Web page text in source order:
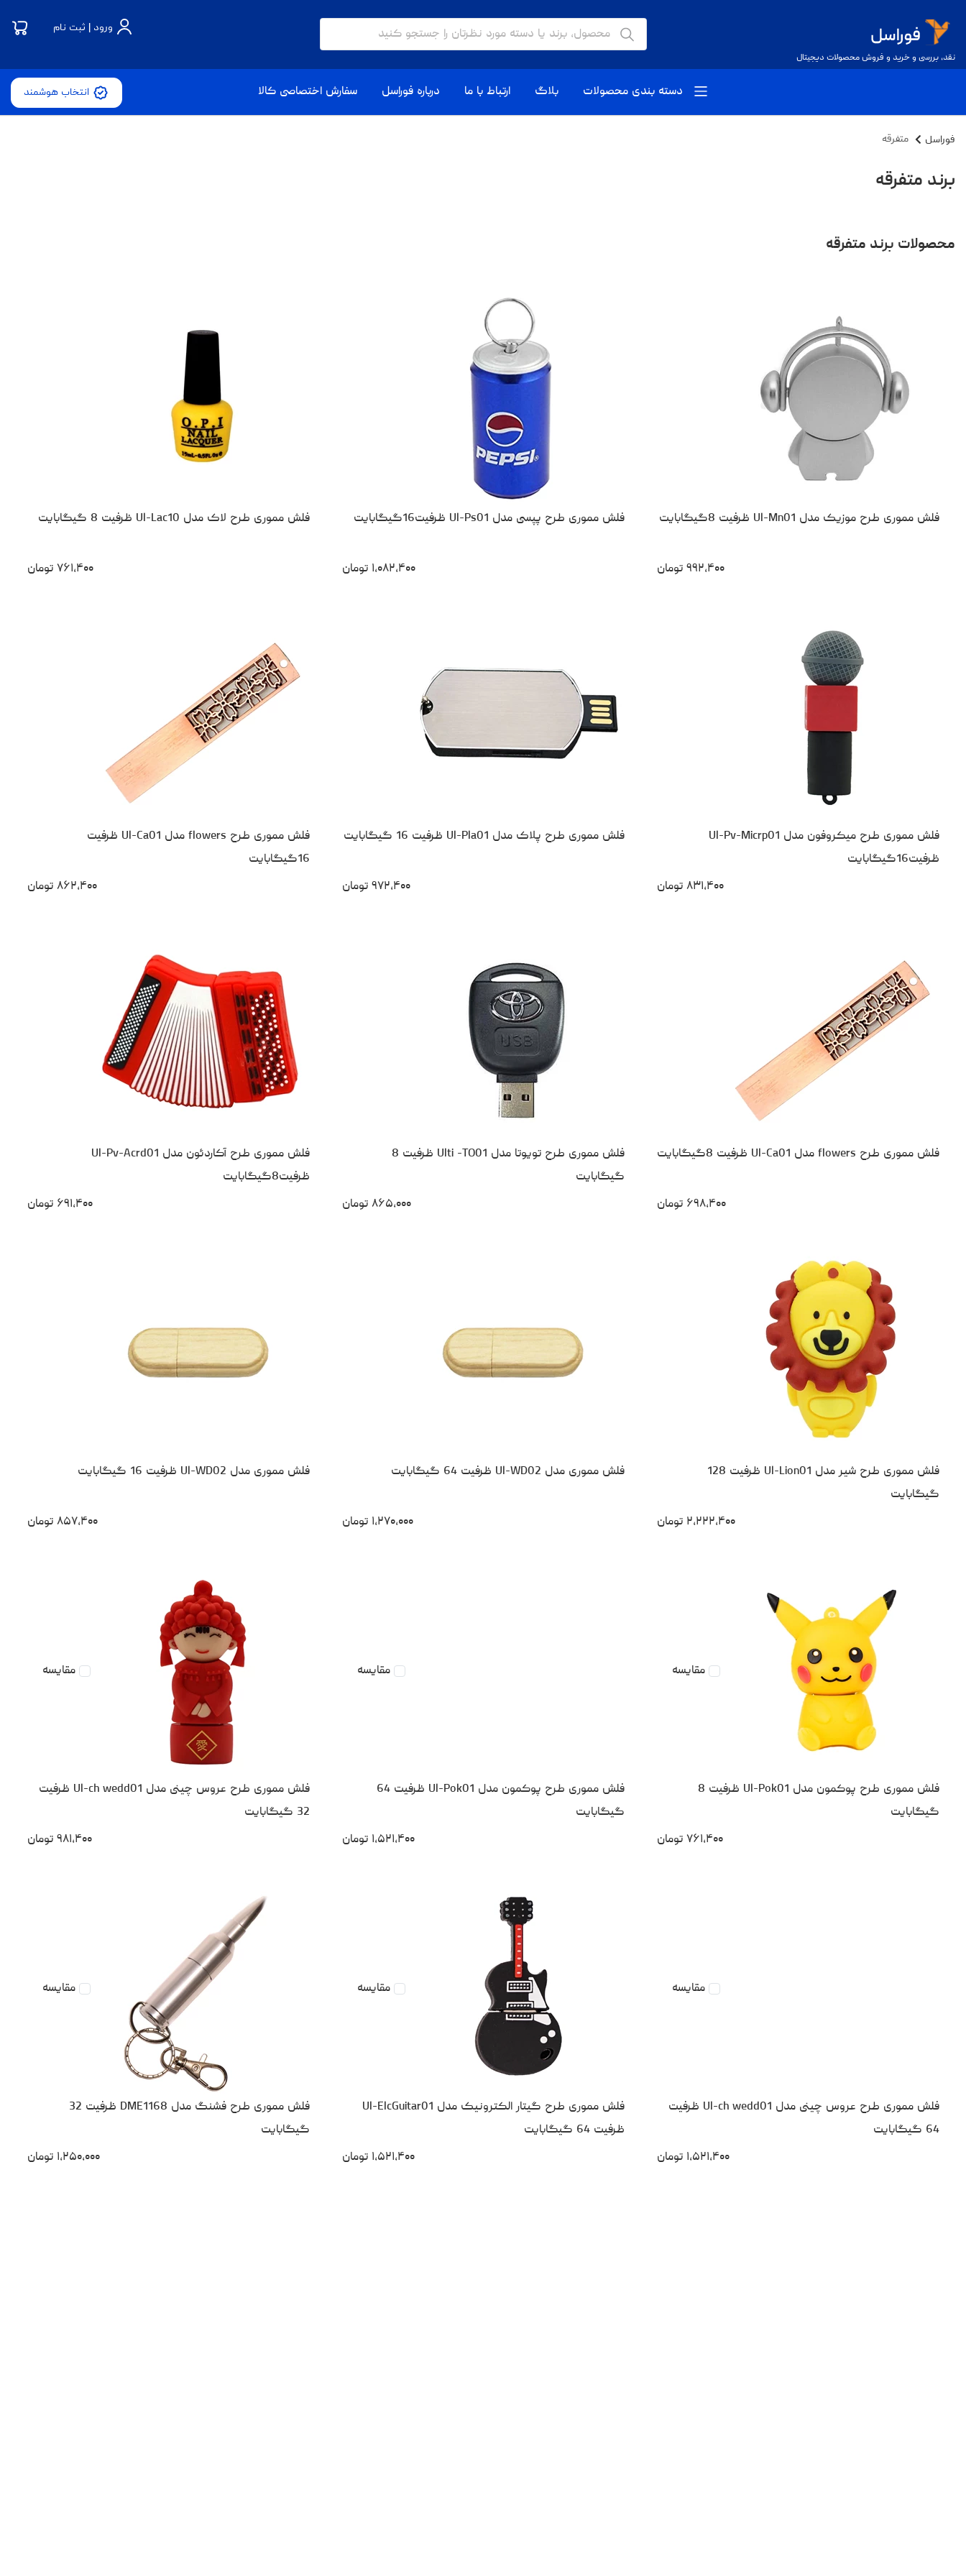
نقد، بررسی و خرید و فروش محصولات دیجیتال
ورود | ثبت نام
دسته بندی محصولات بلاگ ارتباط با ما درباره فوراسل سفارش اختصاصی کالا انتخاب هوشمند
فوراسل متفرقه
برند متفرقه
محصولات برند متفرقه
فلش مموری طرح موزیک مدل Ul-Mn01 ظرفیت 8گیگابایت
۹۹۲،۴۰۰ تومان
فلش مموری طرح پپسی مدل Ul-Ps01 ظرفیت16گیگابایت
۱،۰۸۲،۴۰۰ تومان
فلش مموری طرح لاک مدل Ul-Lac10 ظرفیت 8 گیگابایت
۷۶۱،۴۰۰ تومان
فلش مموری طرح میکروفون مدل Ul-Pv-Micrp01
ظرفیت16گیگابایت
۸۳۱،۴۰۰ تومان
فلش مموری طرح پلاک مدل Ul-Pla01 ظرفیت 16 گیگابایت
۹۷۲،۴۰۰ تومان
فلش مموری طرح flowers مدل Ul-Ca01 ظرفیت
16گیگابایت
۸۶۲،۴۰۰ تومان
فلش مموری طرح flowers مدل Ul-Ca01 ظرفیت 8گیگابایت
۶۹۸،۴۰۰ تومان
فلش مموری طرح تویوتا مدل Ulti -TO01 ظرفیت 8
گیگابایت
۸۶۵،۰۰۰ تومان
فلش مموری طرح آکاردئون مدل Ul-Pv-Acrd01
ظرفیت8گیگابایت
۶۹۱،۴۰۰ تومان
فلش مموری طرح شیر مدل Ul-Lion01 ظرفیت 128
گیگابایت
۲،۲۲۲،۴۰۰ تومان
فلش مموری مدل Ul-WD02 ظرفیت 64 گیگابایت
۱،۲۷۰،۰۰۰ تومان
فلش مموری مدل Ul-WD02 ظرفیت 16 گیگابایت
۸۵۷،۴۰۰ تومان
مقایسه
فلش مموری طرح پوکمون مدل Ul-Pok01 ظرفیت 8
گیگابایت
۷۶۱،۴۰۰ تومان
مقایسه
فلش مموری طرح پوکمون مدل Ul-Pok01 ظرفیت 64
گیگابایت
۱،۵۲۱،۴۰۰ تومان
مقایسه
فلش مموری طرح عروس چینی مدل Ul-ch wedd01 ظرفیت
32 گیگابایت
۹۸۱،۴۰۰ تومان
مقایسه
فلش مموری طرح عروس چینی مدل Ul-ch wedd01 ظرفیت
64 گیگابایت
۱،۵۲۱،۴۰۰ تومان
مقایسه
فلش مموری طرح گیتار الکترونیک مدل Ul-ElcGuitar01
ظرفیت 64 گیگابایت
۱،۵۲۱،۴۰۰ تومان
مقایسه
فلش مموری طرح فشنگ مدل DME1168 ظرفیت 32
گیگابایت
۱،۲۵۰،۰۰۰ تومان